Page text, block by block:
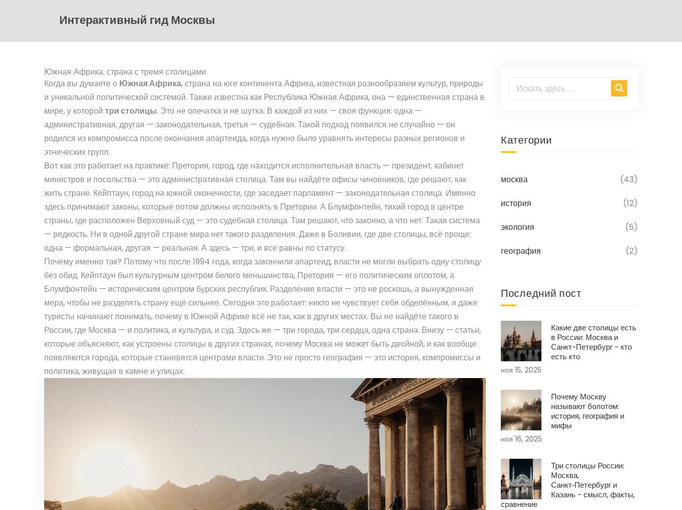
Интерактивный гид Москвы
Южная Африка: страна с тремя столицами
Когда вы думаете о Южная Африка,страна на юге континента Африка, известная разнообразием культур, природы
и уникальной политической системой. Также известна как Республика Южная Африка, она — единственная страна в
мире, у которой три столицы. Это не опечатка и не шутка. В каждой из них — своя функция: одна —
административная, другая — законодательная, третья — судебная. Такой подход появился не случайно — он
родился из компромисса после окончания апартеида, когда нужно было уравнять интересы разных регионов и
этнических групп.
Вот как это работает на практике: Претория, город, где находится исполнительная власть — президент, кабинет
министров и посольства — это административная столица. Там вы найдёте офисы чиновников, где решают, как
жить стране. Кейптаун, город на южной оконечности, где заседает парламент — законодательная столица. Именно
здесь принимают законы, которые потом должны исполнять в Претории. А Блумфонтейн,тихий город в центре
страны, где расположен Верховный суд — это судебная столица. Там решают, что законно, а что нет. Такая система
— редкость. Ни в одной другой стране мира нет такого разделения. Даже в Боливии, где две столицы, всё проще:
одна — формальная, другая — реальная. А здесь — три, и все равны по статусу.
Почему именно так? Потому что после 1994 года, когда закончили апартеид, власти не могли выбрать одну столицу
без обид. Кейптаун был культурным центром белого меньшинства, Претория — его политическим оплотом, а
Блумфонтейн — историческим центром бурских республик. Разделение власти — это не роскошь, а вынужденная
мера, чтобы не разделять страну ещё сильнее. Сегодня это работает: никто не чувствует себя обделённым, и даже
туристы начинают понимать, почему в Южной Африке всё не так, как в других местах. Вы не найдёте такого в
России, где Москва — и политика, и культура, и суд. Здесь же — три города, три сердца, одна страна. Внизу — статьи,
которые объясняют, как устроены столицы в других странах, почему Москва не может быть двойной, и как вообще
появляются города, которые становятся центрами власти. Это не просто география — это история, компромиссы и
политика, живущая в камне и улицах.
Категории
москва (43)
история (12)
экология (5)
география (2)
Последний пост
Какие две столицы есть
в России: Москва и
Санкт-Петербург - кто
есть кто
ноя 15, 2025
Почему Москву
называют болотом:
история, география и
мифы
ноя 16, 2025
Три столицы России:
Москва,
Санкт‑Петербург и
Казань - смысл, факты,
сравнение